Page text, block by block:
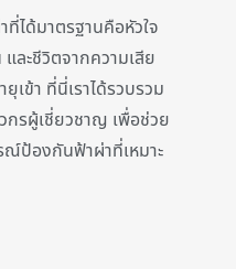
ได้มาตรฐานคือหัวใจ
ะชีวิตจากความเสีย
เข้า ที่นี่เราได้รวบรวม
กรผู้เชี่ยวชาญ เพื่อช่วย
ณ์ป้องกันฟ้าผ่าที่เหมาะ